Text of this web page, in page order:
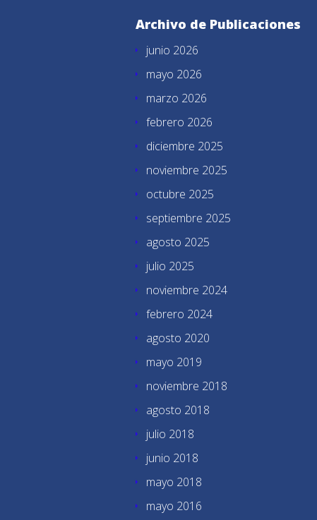
Archivo de Publicaciones
junio 2026
mayo 2026
marzo 2026
febrero 2026
diciembre 2025
noviembre 2025
octubre 2025
septiembre 2025
agosto 2025
julio 2025
noviembre 2024
febrero 2024
agosto 2020
mayo 2019
noviembre 2018
agosto 2018
julio 2018
junio 2018
mayo 2018
mayo 2016